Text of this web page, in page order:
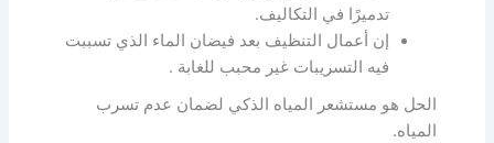
تدميرًا في التكاليف.
إن أعمال التنظيف بعد فيضان الماء الذي تسببت
فيه التسريبات غير محبب للغابة .
الحل هو مستشعر المياه الذكي لضمان عدم تسرب
المياه.